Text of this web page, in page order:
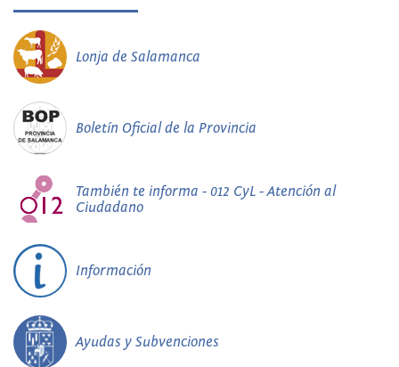
Lonja de Salamanca
Boletín Oficial de la Provincia
También te informa - 012 CyL - Atención al
Ciudadano
Información
Ayudas y Subvenciones